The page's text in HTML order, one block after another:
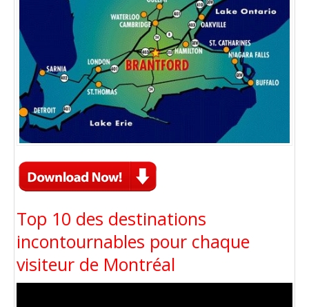
Top 10 des destinations
incontournables pour chaque
visiteur de Montréal